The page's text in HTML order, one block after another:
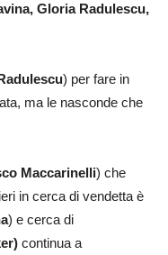
Gloria Radulescu,
) per fare in
ma le nasconde che
Maccarinelli) che
in cerca di vendetta è
) e cerca di
continua a